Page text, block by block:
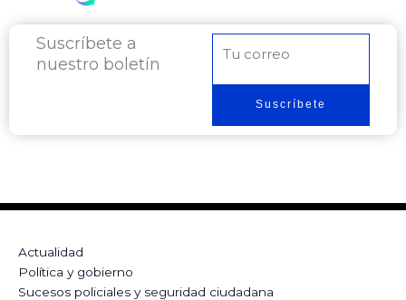
Suscríbete a
nuestro boletín
electrónico
Suscríbete
Actualidad
Política y gobierno
Sucesos policiales y seguridad ciudadana